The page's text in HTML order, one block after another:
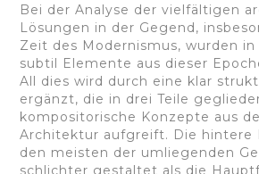
Bei der Analyse der vielfältigen
Lösungen in der Gegend,
Zeit des Modernismus, wurden
subtil Elemente aus dieser
All dies wird durch eine klar
ergänzt, die in drei Teile
kompositorische Konzepte aus
Architektur aufgreift. Die hintere
den meisten der umliegenden